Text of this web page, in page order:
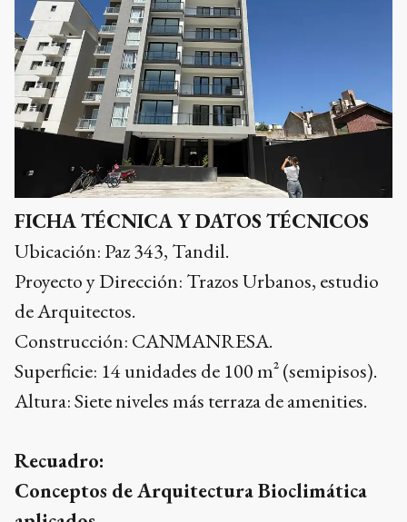
FICHA TÉCNICA Y DATOS TÉCNICOS
Ubicación: Paz 343, Tandil.
Proyecto y Dirección: Trazos Urbanos, estudio
de Arquitectos.
Construcción: CANMANRESA.
Superficie: 14 unidades de 100 m² (semipisos).
Altura: Siete niveles más terraza de amenities.
Recuadro:
Conceptos de Arquitectura Bioclimática